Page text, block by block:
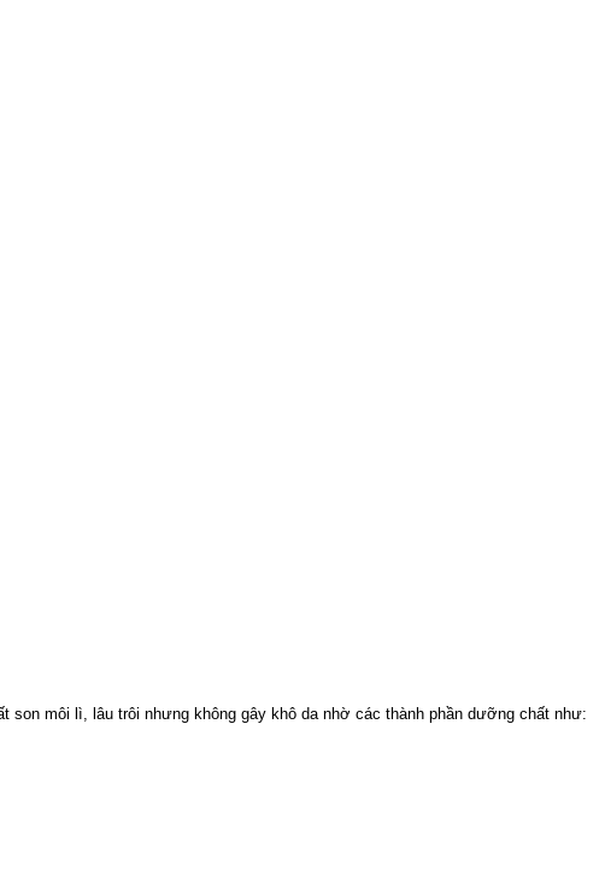
môi lì, lâu trôi nhưng không gây khô da nhờ các thành phần dưỡng chất như: